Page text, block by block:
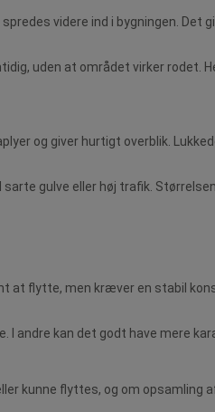
videre ind i bygningen.
uden at området virker
og giver hurtigt overblik.
gulve eller høj trafik.
flytte, men kræver en stabil
andre kan det godt have mere
kunne flyttes, og om opsamling